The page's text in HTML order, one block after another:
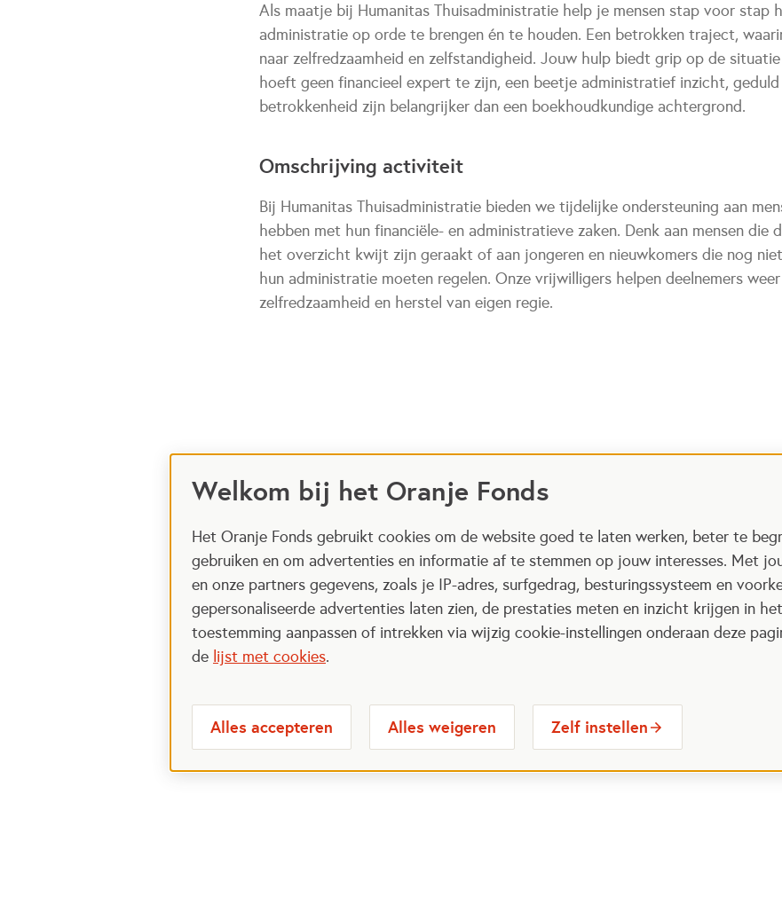
Welkom bij het Oranje Fonds
Het Oranje Fonds gebruikt cookies om de website goed te laten werken, beter te
gebruiken en om advertenties en informatie af te stemmen op jouw interesses. Met
en onze partners gegevens, zoals je IP-adres, surfgedrag, besturingssysteem en
gepersonaliseerde advertenties laten zien, de prestaties meten en inzicht krijgen in
toestemming aanpassen of intrekken via wijzig cookie-instellingen onderaan deze
de lijst met cookies.
Alles accepteren Alles weigeren Zelf instellen
Als maatje bij Humanitas Thuisadministratie help je mensen stap voor stap
administratie op orde te brengen én te houden. Een betrokken traject,
naar zelfredzaamheid en zelfstandigheid. Jouw hulp biedt grip op de
hoeft geen financieel expert te zijn, een beetje administratief inzicht,
betrokkenheid zijn belangrijker dan een boekhoudkundige achtergrond.
Omschrijving activiteit
Bij Humanitas Thuisadministratie bieden we tijdelijke ondersteuning aan
hebben met hun financiële- en administratieve zaken. Denk aan mensen die
het overzicht kwijt zijn geraakt of aan jongeren en nieuwkomers die nog
hun administratie moeten regelen. Onze vrijwilligers helpen deelnemers
zelfredzaamheid en herstel van eigen regie.